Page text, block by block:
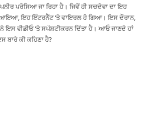
ਪਰੋਸਿਆ ਜਾ ਰਿਹਾ ਹੈ। ਜਿਵੇਂ ਹੀ ਸਚਦੇਵਾ ਦਾ ਇਹ
ਆਇਆ, ਇਹ ਇੰਟਰਨੈੱਟ ‘ਤੇ ਵਾਇਰਲ ਹੋ ਗਿਆ। ਇਸ ਦੌਰਾਨ,
ਨੇ ਇਸ ਵੀਡੀਓ ‘ਤੇ ਸਪੱਸ਼ਟੀਕਰਨ ਦਿੱਤਾ ਹੈ। ਆਓ ਜਾਣਦੇ ਹਾਂ
ਬਾਰੇ ਕੀ ਕਹਿਣਾ ਹੈ?